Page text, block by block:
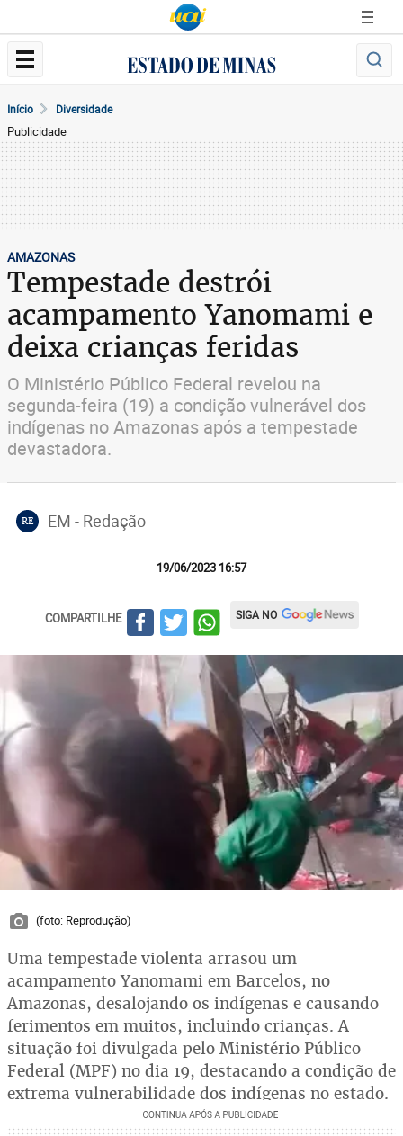
Início Diversidade
Publicidade
AMAZONAS
Tempestade destrói
acampamento Yanomami e
deixa crianças feridas
O Ministério Público Federal revelou na
segunda-feira (19) a condição vulnerável dos
indígenas no Amazonas após a tempestade
devastadora.
RE EM - Redação
19/06/2023 16:57
COMPARTILHE SIGA NO
(foto: Reprodução)
Uma tempestade violenta arrasou um
acampamento Yanomami em Barcelos, no
Amazonas, desalojando os indígenas e causando
ferimentos em muitos, incluindo crianças. A
situação foi divulgada pelo Ministério Público
Federal (MPF) no dia 19, destacando a condição de
extrema vulnerabilidade dos indígenas no estado.